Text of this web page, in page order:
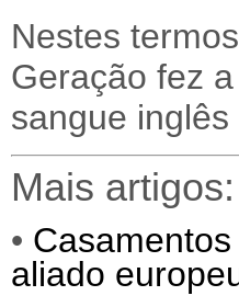
Nestes
Geração fez
sangue
Mais artigos:
•
aliado